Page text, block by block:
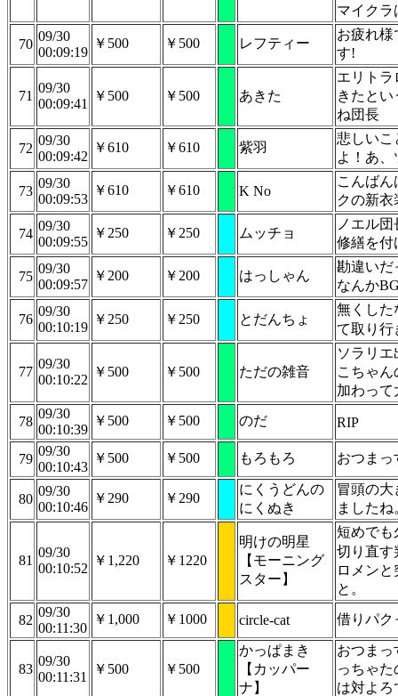
マイクラ
70
09/30
00:09:19
￥500 ￥500 レフティー
お疲れ様
す!
71
09/30
00:09:41
￥500 ￥500 あきた
エリトラ
きたと
ね団長
72
09/30
00:09:42
￥610 ￥610 紫羽
悲しいこ
よ！あ
73
09/30
00:09:53
￥610 ￥610 K No
こんば
クの新
74
09/30
00:09:55
￥250 ￥250 ムッチョ
ノエル
修繕を付
75
09/30
00:09:57
￥200 ￥200 はっしゃん
勘違いだ
なんか
76
09/30
00:10:19
￥250 ￥250 とだんちょ
無くした
て取り行
77
09/30
00:10:22
￥500 ￥500 ただの雑音
ソラリ
こちゃ
加わって
78
09/30
00:10:39
￥500 ￥500 のだ RIP
79
09/30
00:10:43
￥500 ￥500 もろもろ おつまっ
80
09/30
00:10:46
￥290 ￥290
にくうどんの
にくぬき
冒頭の
ました
81
09/30
00:10:52
￥1,220 ￥1220
明けの明星
【モーニング
スター】
短めでも
切り直す
ロメン
と。
82
09/30
00:11:30
￥1,000 ￥1000 circle-cat 借りパク
83
09/30
00:11:31
￥500 ￥500
かっぱまき
【カッパー
ナ】
おつまっ
っちゃ
は対よろ